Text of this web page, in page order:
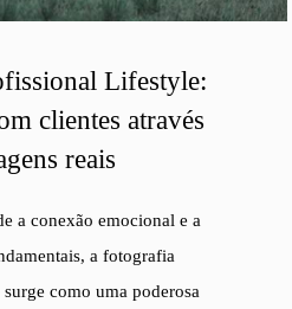
Lifestyle:
clientes através
reais
a conexão emocional e a
a fotografia
como uma poderosa